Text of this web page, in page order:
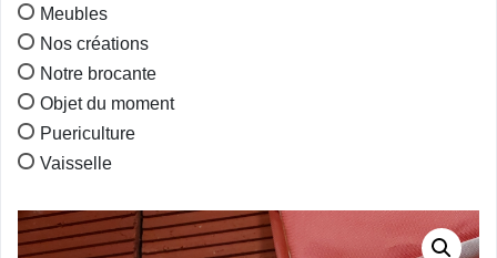
Meubles
Nos créations
Notre brocante
Objet du moment
Puericulture
Vaisselle